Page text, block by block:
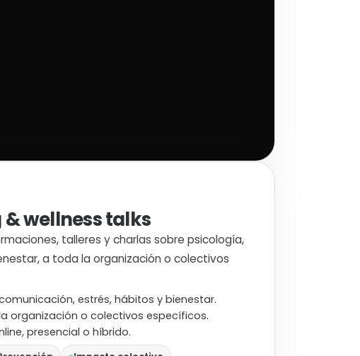
wellness talks
talleres y charlas sobre psicología,
a toda la organización o colectivos
estrés, hábitos y bienestar.
organización o colectivos específicos.
presencial o híbrido.